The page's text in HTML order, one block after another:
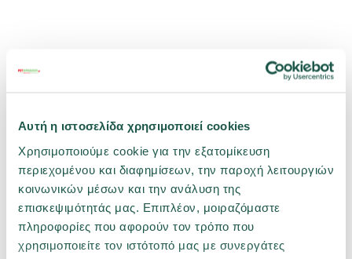
Αυτή η ιστοσελίδα χρησιμοποιεί cookies
Χρησιμοποιούμε cookie για την εξατομίκευση
περιεχομένου και διαφημίσεων, την παροχή λειτουργιών
κοινωνικών μέσων και την ανάλυση της
επισκεψιμότητάς μας. Επιπλέον, μοιραζόμαστε
πληροφορίες που αφορούν τον τρόπο που
χρησιμοποιείτε τον ιστότοπό μας με συνεργάτες